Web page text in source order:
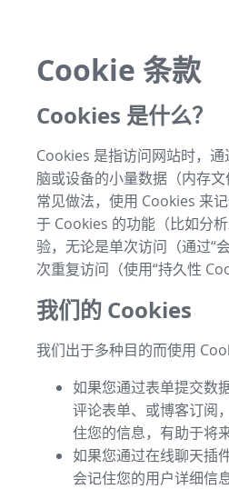
Cookie 条款
Cookies 是什么？
Cookies 是指访问网站时，
脑或设备的小量数据（内存
常见做法，使用 Cookies 来
于 Cookies 的功能（比如分
验，无论是单次访问（通过“
次重复访问（使用“持久性
我们的 Cookies
我们出于多种目的而使用
如果您通过表单提交数
评论表单、或博客订阅
住您的信息，有助于将
如果您通过在线聊天插
会记住您的用户详细信